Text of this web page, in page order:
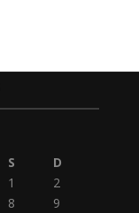
S
D
1
2
8
9